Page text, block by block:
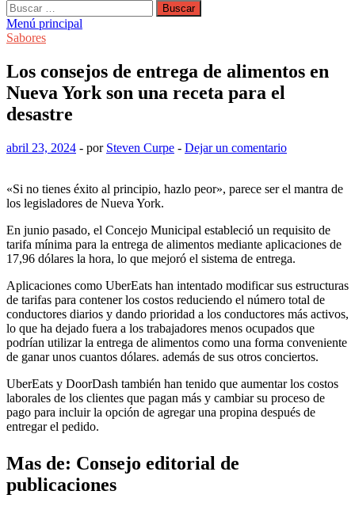
Buscar:
Menú principal
Sabores
Los consejos de entrega de alimentos en
Nueva York son una receta para el
desastre
abril 23, 2024 - por Steven Curpe - Dejar un comentario
«Si no tienes éxito al principio, hazlo peor», parece ser el mantra de
los legisladores de Nueva York.
En junio pasado, el Concejo Municipal estableció un requisito de
tarifa mínima para la entrega de alimentos mediante aplicaciones de
17,96 dólares la hora, lo que mejoró el sistema de entrega.
Aplicaciones como UberEats han intentado modificar sus estructuras
de tarifas para contener los costos reduciendo el número total de
conductores diarios y dando prioridad a los conductores más activos,
lo que ha dejado fuera a los trabajadores menos ocupados que
podrían utilizar la entrega de alimentos como una forma conveniente
de ganar unos cuantos dólares. además de sus otros conciertos.
UberEats y DoorDash también han tenido que aumentar los costos
laborales de los clientes que pagan más y cambiar su proceso de
pago para incluir la opción de agregar una propina después de
entregar el pedido.
Mas de: Consejo editorial de
publicaciones